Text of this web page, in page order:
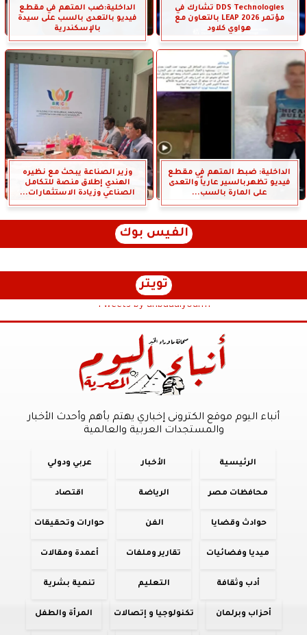
DDS Technologies تشارك في
مؤتمر LEAP 2026 بالتعاون مع
هواوي كلاود
الداخلية:ضب المتهم في مقطع
فيديو بالتعدى بالسب على سيدة
بالإسكندرية
الداخلية: ضبط المتهم في مقطع
فيديو تظهربالسير عارياً والتعدى
على المارة بالسب...
وزير الصناعة يبحث مع نظيره
الهندي إطلاق منصة للتكامل
الصناعي وزيادة الاستثمارات...
الفيس بوك
تويتر
Tweets by anbaaalyoum1
أنباء اليوم موقع الكترونى إخباري يهتم بأهم وأحدث الأخبار
والمستجدات العربية والعالمية
الرئيسية الأخبار عربي ودولي
محافظات مصر الرياضة اقتصاد
حوادث وقضايا الفن حوارات وتحقيقات
ميديا وفضائيات تقارير وملفات أعمدة ومقالات
أدب وثقافة التعليم تنمية بشرية
أحزاب وبرلمان تكنولوجيا و إتصالات المرأة والطفل